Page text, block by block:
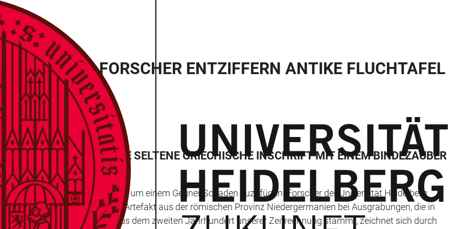
FORSCHER ENTZIFFERN ANTIKE FLUCHTAFEL
TRÄGT EINE SELTENE GRIECHISCHE INSCHRIFT MIT EINEM BINDEZAUBER
von Gottheiten und Dämonen, um einem Gegner Schaden zuzufügen: Forscher der Universität Heidelberg
wurde das „magische“ Artefakt aus der römischen Provinz Niedergermanien bei Ausgrabungen, die in
Die Tafel aus Blei, die aus dem zweiten Jahrhundert unserer Zeitrechnung stammt, zeichnet sich durch